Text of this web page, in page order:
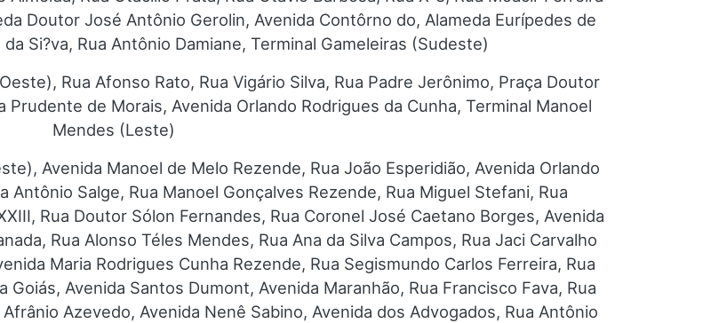
Doutor José Antônio Gerolin, Avenida Contôrno do, Alameda Eurípedes de
Si?va, Rua Antônio Damiane, Terminal Gameleiras (Sudeste)
Rua Afonso Rato, Rua Vigário Silva, Rua Padre Jerônimo, Praça Doutor
de Morais, Avenida Orlando Rodrigues da Cunha, Terminal Manoel
Mendes (Leste)
Avenida Manoel de Melo Rezende, Rua João Esperidião, Avenida Orlando
Antônio Salge, Rua Manoel Gonçalves Rezende, Rua Miguel Stefani, Rua
Rua Doutor Sólon Fernandes, Rua Coronel José Caetano Borges, Avenida
Rua Alonso Téles Mendes, Rua Ana da Silva Campos, Rua Jaci Carvalho
Maria Rodrigues Cunha Rezende, Rua Segismundo Carlos Ferreira, Rua
Avenida Santos Dumont, Avenida Maranhão, Rua Francisco Fava, Rua
Azevedo, Avenida Nenê Sabino, Avenida dos Advogados, Rua Antônio